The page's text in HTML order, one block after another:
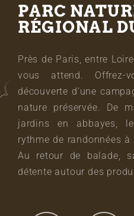
PARC
RÉGIONAL
Près de Paris, entre
vous attend.
découverte d’une
nature préservée. De
jardins en abbayes,
rythme de randonnées
Au retour de balade,
détente autour des